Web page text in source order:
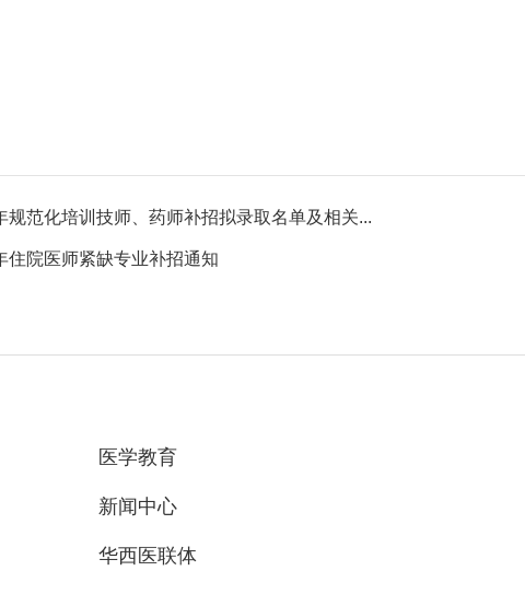
规范化培训技师、药师补招拟录取名单及相关...
住院医师紧缺专业补招通知
医学教育
新闻中心
华西医联体